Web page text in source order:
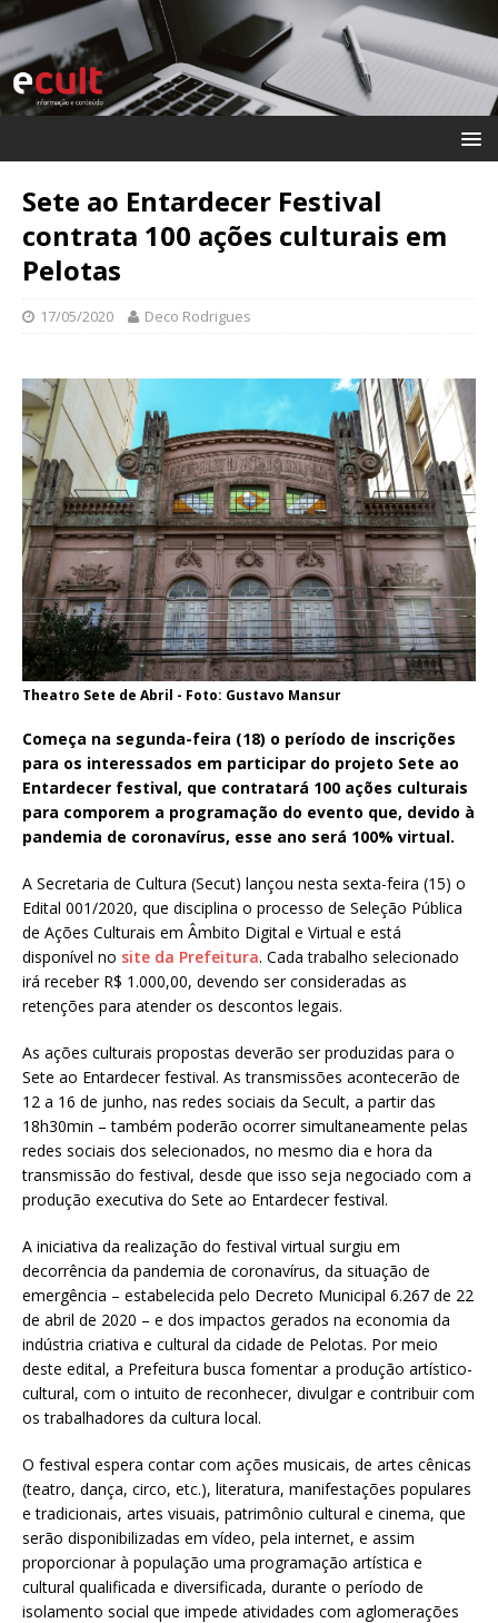
Sete ao Entardecer Festival
contrata 100 ações culturais em
Pelotas
17/05/2020 Deco Rodrigues
Theatro Sete de Abril - Foto: Gustavo Mansur
Começa na segunda-feira (18) o período de inscrições
para os interessados em participar do projeto Sete ao
Entardecer festival, que contratará 100 ações culturais
para comporem a programação do evento que, devido à
pandemia de coronavírus, esse ano será 100% virtual.
A Secretaria de Cultura (Secut) lançou nesta sexta-feira (15) o
Edital 001/2020, que disciplina o processo de Seleção Pública
de Ações Culturais em Âmbito Digital e Virtual e está
disponível no site da Prefeitura. Cada trabalho selecionado
irá receber R$ 1.000,00, devendo ser consideradas as
retenções para atender os descontos legais.
As ações culturais propostas deverão ser produzidas para o
Sete ao Entardecer festival. As transmissões acontecerão de
12 a 16 de junho, nas redes sociais da Secult, a partir das
18h30min – também poderão ocorrer simultaneamente pelas
redes sociais dos selecionados, no mesmo dia e hora da
transmissão do festival, desde que isso seja negociado com a
produção executiva do Sete ao Entardecer festival.
A iniciativa da realização do festival virtual surgiu em
decorrência da pandemia de coronavírus, da situação de
emergência – estabelecida pelo Decreto Municipal 6.267 de 22
de abril de 2020 – e dos impactos gerados na economia da
indústria criativa e cultural da cidade de Pelotas. Por meio
deste edital, a Prefeitura busca fomentar a produção artístico-
cultural, com o intuito de reconhecer, divulgar e contribuir com
os trabalhadores da cultura local.
O festival espera contar com ações musicais, de artes cênicas
(teatro, dança, circo, etc.), literatura, manifestações populares
e tradicionais, artes visuais, patrimônio cultural e cinema, que
serão disponibilizadas em vídeo, pela internet, e assim
proporcionar à população uma programação artística e
cultural qualificada e diversificada, durante o período de
isolamento social que impede atividades com aglomerações